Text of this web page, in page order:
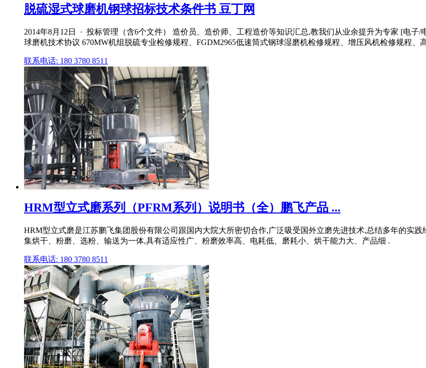
脱硫湿式球磨机钢球招标技术条件书 豆丁网
2014年8月12日 · 投标管理（含6个文件） 造价员、造价师、工程造价等知识汇总,教我们从业余提升为专家 [电
球磨机技术协议 670MW机组脱硫专业检修规程、FGDM2965低速筒式钢球湿磨机检修规程、增压风机检修规程、
联系电话: 180 3780 8511
HRM型立式磨系列（PFRM系列）说明书（全）鹏飞产品 ...
HRM型立式磨是江苏鹏飞集团股份有限公司跟国内大院大所密切合作,广泛吸受国外立磨先进技术,总结多年的实
集烘干、粉磨、选粉、输送为一体,具有适应性广、粉磨效率高、电耗低、磨耗小、烘干能力大、产品细 .
联系电话: 180 3780 8511